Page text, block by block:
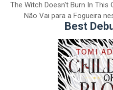
The Witch Doesn't Burn In
Não Vai para a Fogueira
Best